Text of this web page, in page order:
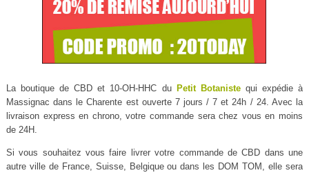
La boutique de CBD et 10-OH-HHC du Petit Botanistequi expédie à
Massignac dans le Charente est ouverte 7 jours / 7 et 24h / 24. Avec la
livraison express en chrono, votre commande sera chez vous en moins
de 24H.
Si vous souhaitez vous faire livrer votre commande de CBD dans une
autre ville de France, Suisse, Belgique ou dans les DOM TOM, elle sera